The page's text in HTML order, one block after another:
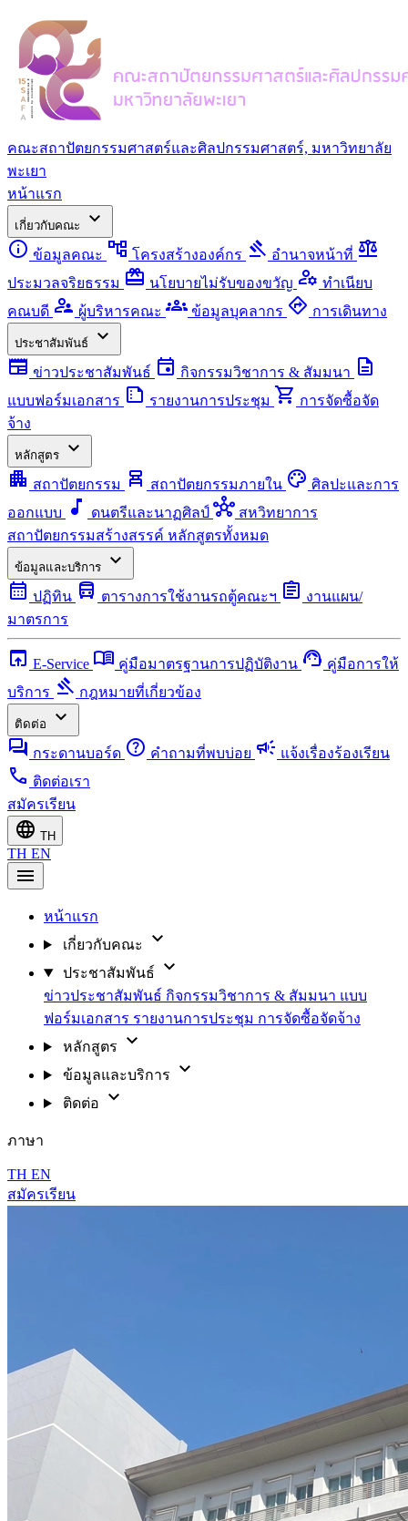
คณะสถาปัตยกรรมศาสตร์และศิลปกรรมศาสตร์, มหาวิทยาลัย
พะเยา
หน้าแรก
เกี่ยวกับคณะ
expand_more
info ข้อมูลคณะ account_tree โครงสร้างองค์กร gavel อำนาจหน้าที่ balance
ประมวลจริยธรรม redeem นโยบายไม่รับของขวัญ manage_accounts ทำเนียบ
คณบดี supervisor_account ผู้บริหารคณะ groups ข้อมูลบุคลากร directions การเดินทาง
ประชาสัมพันธ์
expand_more
newspaper ข่าวประชาสัมพันธ์ event กิจกรรมวิชาการ & สัมมนา description
แบบฟอร์มเอกสาร summarize รายงานการประชุม shopping_cart การจัดซื้อจัด
จ้าง
หลักสูตร
expand_more
apartment สถาปัตยกรรม chair_alt สถาปัตยกรรมภายใน palette ศิลปะและการ
ออกแบบ
music_note ดนตรีและนาฏศิลป์ hub สหวิทยาการ
สถาปัตยกรรมสร้างสรรค์ หลักสูตรทั้งหมด
ข้อมูลและบริการ
expand_more
calendar_month ปฏิทิน directions_bus ตารางการใช้งานรถตู้คณะฯ assignment งานแผน/
มาตรการ
open_in_browser E-Service menu_book คู่มือมาตรฐานการปฏิบัติงาน support_agent คู่มือการให้
บริการ gavel กฎหมายที่เกี่ยวข้อง
ติดต่อ
expand_more
forum กระดานบอร์ด help คำถามที่พบบ่อย campaign แจ้งเรื่องร้องเรียน
call ติดต่อเรา
สมัครเรียน
language TH
TH EN
menu
หน้าแรก
เกี่ยวกับคณะ
expand_more
ประชาสัมพันธ์ expand_more
ข่าวประชาสัมพันธ์ กิจกรรมวิชาการ & สัมมนา แบบ
ฟอร์มเอกสาร รายงานการประชุม การจัดซื้อจัดจ้าง
หลักสูตร
expand_more
ข้อมูลและบริการ expand_more
ติดต่อ expand_more
ภาษา
TH EN
สมัครเรียน